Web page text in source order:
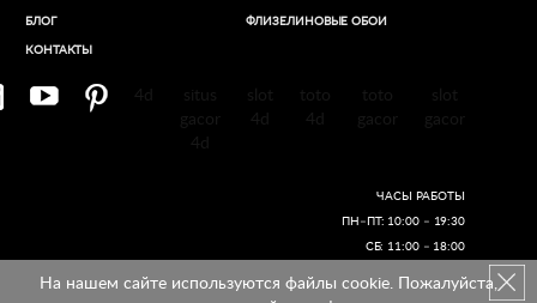
БЛОГ
КОНТАКТЫ
ФЛИЗЕЛИНОВЫЕ ОБОИ
ЧАСЫ РАБОТЫ
ПН–ПТ: 10:00 – 19:30
СБ: 11:00 – 18:00
Создание сайтов
На нашем сайте используются файлы cookie. Пожалуйста,